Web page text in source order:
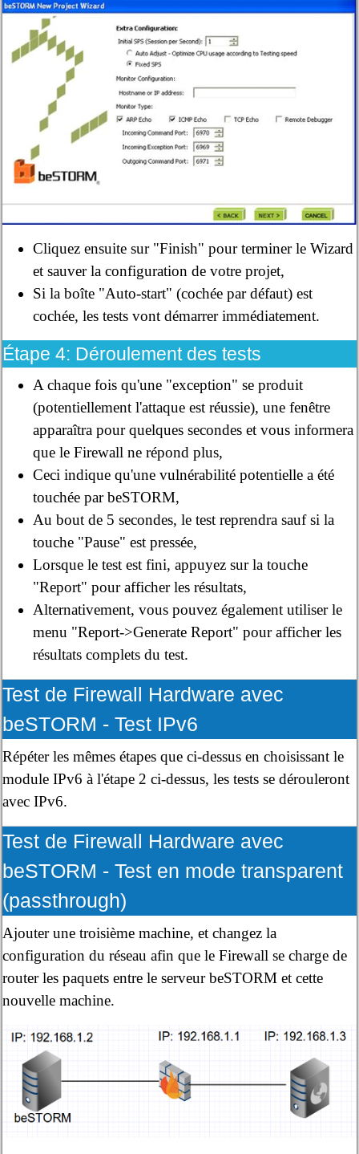
Cliquez ensuite sur "Finish" pour terminer le Wizard
et sauver la configuration de votre projet,
Si la boîte "Auto-start" (cochée par défaut) est
cochée, les tests vont démarrer immédiatement.
Étape 4: Déroulement des tests
A chaque fois qu'une "exception" se produit
(potentiellement l'attaque est réussie), une fenêtre
apparaîtra pour quelques secondes et vous informera
que le Firewall ne répond plus,
Ceci indique qu'une vulnérabilité potentielle a été
touchée par beSTORM,
Au bout de 5 secondes, le test reprendra sauf si la
touche "Pause" est pressée,
Lorsque le test est fini, appuyez sur la touche
"Report" pour afficher les résultats,
Alternativement, vous pouvez également utiliser le
menu "Report->Generate Report" pour afficher les
résultats complets du test.
Test de Firewall Hardware avec
beSTORM - Test IPv6
Répéter les mêmes étapes que ci-dessus en choisissant le
module IPv6 à l'étape 2 ci-dessus, les tests se dérouleront
avec IPv6.
Test de Firewall Hardware avec
beSTORM - Test en mode transparent
(passthrough)
Ajouter une troisième machine, et changez la
configuration du réseau afin que le Firewall se charge de
router les paquets entre le serveur beSTORM et cette
nouvelle machine.